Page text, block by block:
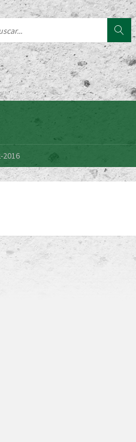
2016